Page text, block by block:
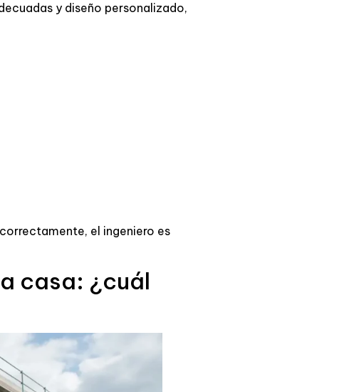
y diseño personalizado,
el ingeniero es
casa: ¿cuál